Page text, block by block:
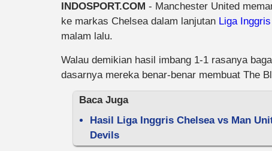
INDOSPORT.COM - Manchester United
ke markas Chelsea dalam lanjutan Liga Inggris
malam lalu.
Walau demikian hasil imbang 1-1 rasanya
dasarnya mereka benar-benar membuat The
Baca Juga
Hasil Liga Inggris Chelsea vs Man
Devils